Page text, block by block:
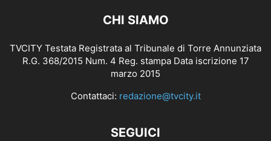
CHI SIAMO
TVCITY Testata Registrata al Tribunale di Torre Annunziata
R.G. 368/2015 Num. 4 Reg. stampa Data iscrizione 17
marzo 2015
Contattaci: redazione@tvcity.it
SEGUICI